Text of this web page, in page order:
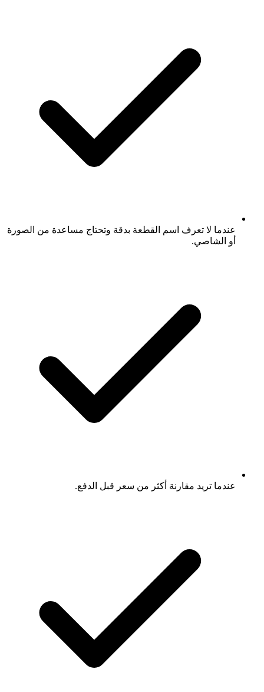
عندما لا تعرف اسم القطعة بدقة وتحتاج مساعدة من الصورة
أو الشاصي.
عندما تريد مقارنة أكثر من سعر قبل الدفع.